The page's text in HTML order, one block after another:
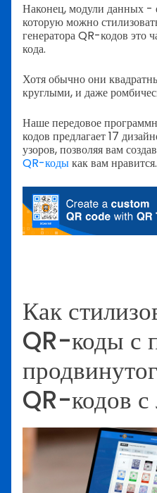
Наконец, модули данных -
которую можно
генератора QR-кодов это
кода.
Хотя обычно они
круглыми, и даже
Наше передовое
кодов предлагает 17
узоров, позволяя вам
QR-кодыкак вам нравится.
Как
QR-коды с
QR-кодов с